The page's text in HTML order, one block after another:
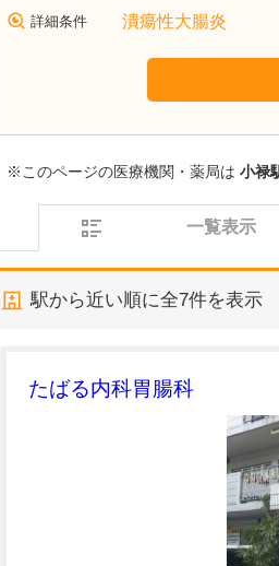
詳細条件 潰瘍性大腸炎
※このページの医療機関・薬局は 小禄
一覧表示
駅から近い順に全7件を表示
たばる内科胃腸科